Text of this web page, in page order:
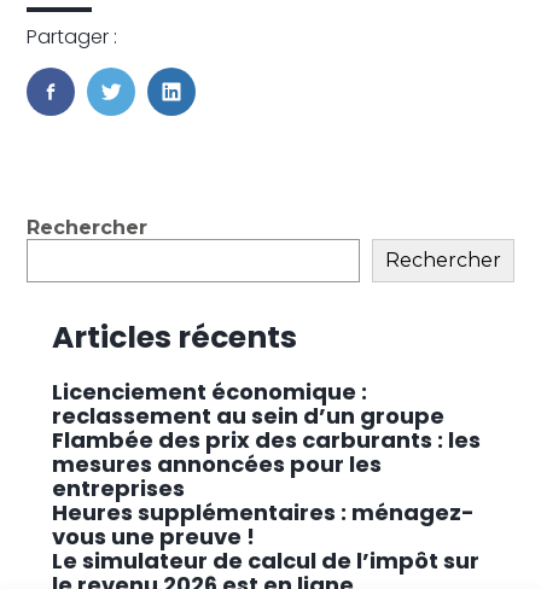
Partager :
FaceBook
TwitterLinkedIn
Blog
Rechercher
Rechercher
Articles récents
Licenciement économique :
reclassement au sein d’un groupe
Flambée des prix des carburants : les
mesures annoncées pour les
entreprises
Heures supplémentaires : ménagez-
vous une preuve !
Le simulateur de calcul de l’impôt sur